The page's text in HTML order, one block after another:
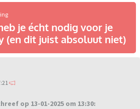
je écht nodig voor je
(en dit juist absoluut niet)
op 13-01-2025 om 13:30: